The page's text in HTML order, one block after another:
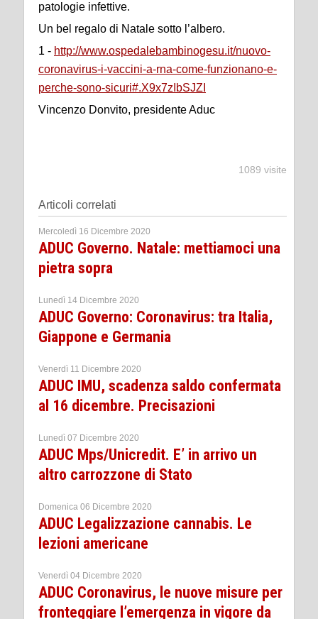
patologie infettive.
Un bel regalo di Natale sotto l’albero.
1 - http://www.ospedalebambinogesu.it/nuovo-
coronavirus-i-vaccini-a-rna-come-funzionano-e-
perche-sono-sicuri#.X9x7zIbSJZI
Vincenzo Donvito, presidente Aduc
1089 visite
Articoli correlati
Mercoledì 16 Dicembre 2020
ADUC Governo. Natale: mettiamoci una
pietra sopra
Lunedì 14 Dicembre 2020
ADUC Governo: Coronavirus: tra Italia,
Giappone e Germania
Venerdì 11 Dicembre 2020
ADUC IMU, scadenza saldo confermata
al 16 dicembre. Precisazioni
Lunedì 07 Dicembre 2020
ADUC Mps/Unicredit. E’ in arrivo un
altro carrozzone di Stato
Domenica 06 Dicembre 2020
ADUC Legalizzazione cannabis. Le
lezioni americane
Venerdì 04 Dicembre 2020
ADUC Coronavirus, le nuove misure per
fronteggiare l’emergenza in vigore da